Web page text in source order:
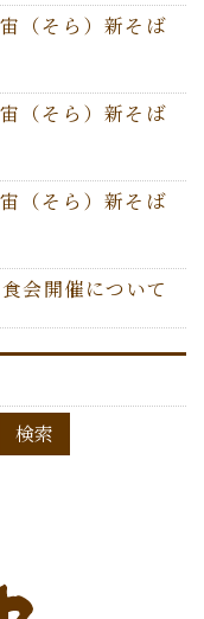
（そら）新そば
（そら）新そば
（そら）新そば
会開催について